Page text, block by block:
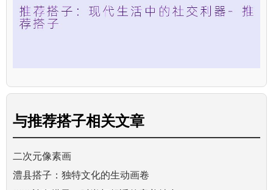
与推荐搭子相关文章
二次元像素画
澧县搭子：独特文化的生动画卷